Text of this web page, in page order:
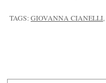
TAGS:GIOVANNA CIANELLI